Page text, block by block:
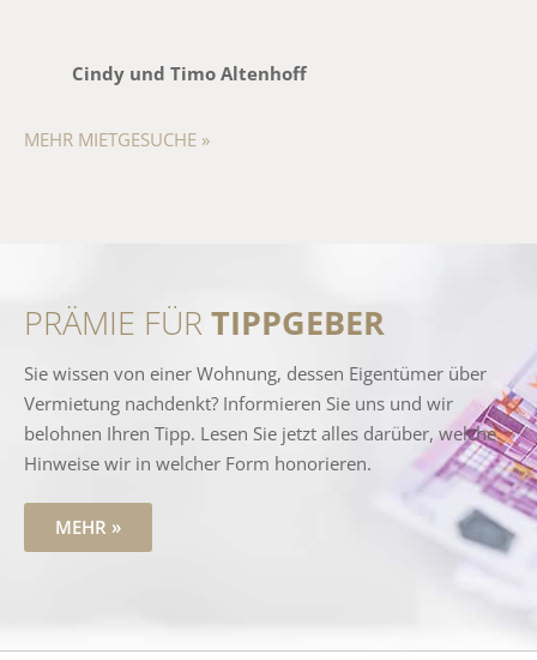
Cindy und Timo Altenhoff
MEHR MIETGESUCHE »
PRÄMIE FÜR TIPPGEBER
Sie wissen von einer Wohnung, dessen Eigentümer über
Vermietung nachdenkt? Informieren Sie uns und wir
belohnen Ihren Tipp. Lesen Sie jetzt alles darüber, welche
Hinweise wir in welcher Form honorieren.
MEHR »